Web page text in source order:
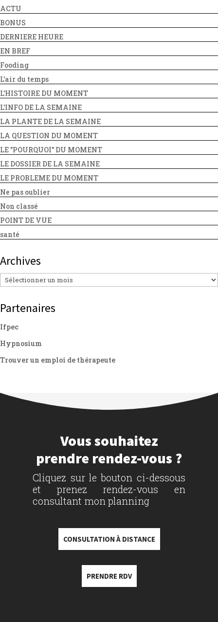
ACTU
BONUS
DERNIERE HEURE
EN BREF
Fooding
L'air du temps
L'HISTOIRE DU MOMENT
L'INFO DE LA SEMAINE
LA PLANTE DE LA SEMAINE
LA QUESTION DU MOMENT
LE "POURQUOI" DU MOMENT
LE DOSSIER DE LA SEMAINE
LE PROBLEME DU MOMENT
Ne pas oublier
Non classé
POINT DE VUE
santé
Archives
Archives
Partenaires
Ifpec
Hypnosium
Trouver un emploi de thérapeute
Vous souhaitez
prendre rendez-vous ?
Cliquez sur le bouton ci-dessous
et prenez rendez-vous en
consultant mon planning
CONSULTATION À DISTANCE
PRENDRE RDV